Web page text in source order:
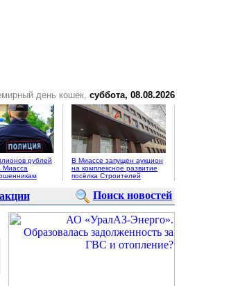
день кошек, суббота, 08.08.2026
рублей
Миасса
В Миассе запущен аукцион
на комплексное развитие
посёлка Строителей
Поиск новостей